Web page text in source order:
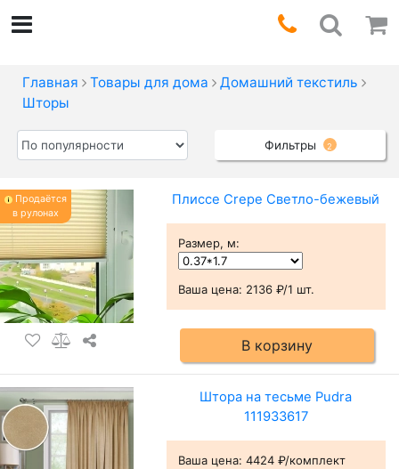
Главная Товары для дома
Домашний текстиль
Шторы
Фильтры 2
Продаётся
в рулонах
Плиссе Crepe Светло-бежевый
Размер, м:
Ваша цена: 2136 ₽/1 шт.
В корзину
Штора на тесьме Pudra
111933617
Ваша цена: 4424 ₽/комплект